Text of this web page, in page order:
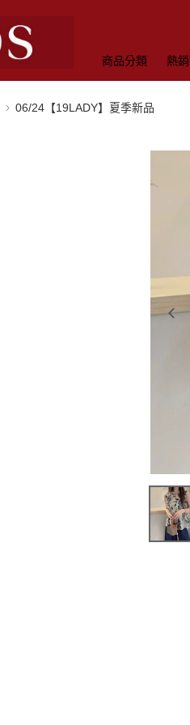
商品分類 熱
06/24【19LADY】夏季新品